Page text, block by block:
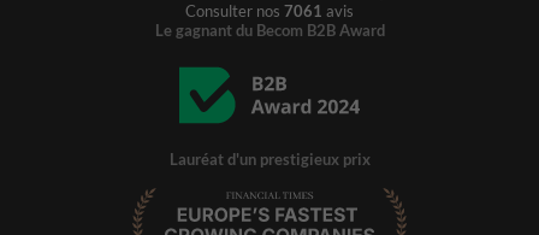
Consulter nos 7061 avis
Le gagnant du Becom B2B Award
Lauréat d'un prestigieux prix